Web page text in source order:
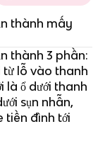
thành mấy
thành 3 phần:
từ lỗ vào thanh
là ổ dưới thanh
sụn nhẫn,
tiền đình tới